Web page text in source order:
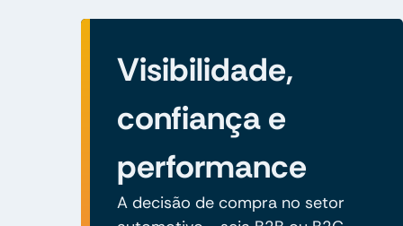
Visibilidade,
confiança e
performance
A decisão de compra no setor